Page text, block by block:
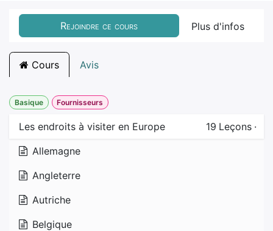
Rejoindre ce cours Plus d'infos
Cours Avis
Basique Fournisseurs
Les endroits à visiter en Europe 19 Leçons ·
Allemagne
Angleterre
Autriche
Belgique